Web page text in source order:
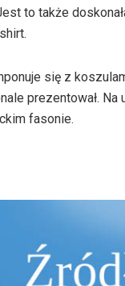
to także
się z
prezentował. Na
fasonie.